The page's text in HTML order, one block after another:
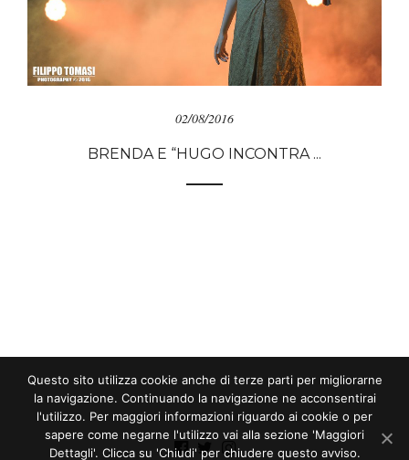
02/08/2016
BRENDA E “HUGO INCONTRA ...
Questo sito utilizza cookie anche di terze parti per migliorarne
la navigazione. Continuando la navigazione ne acconsentirai
l'utilizzo. Per maggiori informazioni riguardo ai cookie o per
sapere come negarne l'utilizzo vai alla sezione 'Maggiori
Dettagli'. Clicca su 'Chiudi' per chiudere questo avviso.